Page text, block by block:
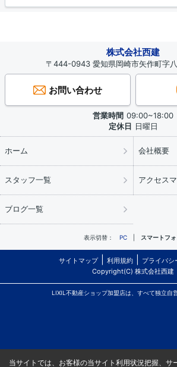
株式会社西建
〒444-0943 愛知県岡崎市矢作町字
お問い合わせ
営業時間 09:00~18:00
定休日 日曜日
ホーム 会社概要
スタッフ一覧 アクセス
ブログ一覧
表示切替： PC スマートフ
サイトマップ 利用規約
プライバシ
Copyright(C) 株式会社西建
LIXIL不動産ショップ加盟店は、すべて独立自
当サイトでは、お客様の当サイト利用状況把握、サ